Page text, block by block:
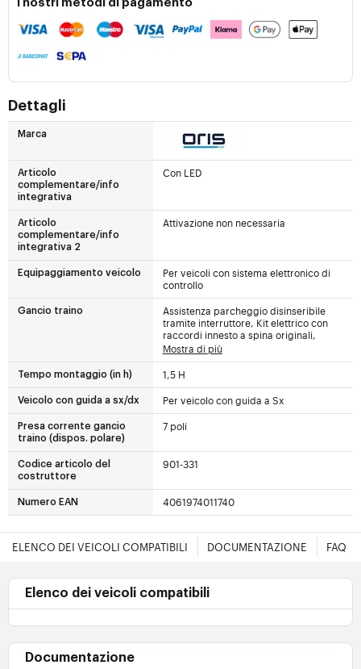
I nostri metodi di pagamento
Dettagli
Marca
Articolo
complementare/info
integrativa
Con LED
Articolo
complementare/info
integrativa 2
Attivazione non necessaria
Equipaggiamento veicolo
Per veicoli con sistema elettronico di
controllo
Gancio traino
Assistenza parcheggio disinseribile
tramite interruttore, Kit elettrico con
raccordi innesto a spina originali,
Mostra di più
Tempo montaggio (in h) 1,5 H
Veicolo con guida a sx/dx Per veicolo con guida a Sx
Presa corrente gancio
traino (dispos. polare)
7 poli
Codice articolo del
costruttore
901-331
Numero EAN 4061974011740
ELENCO DEI VEICOLI COMPATIBILI DOCUMENTAZIONE FAQ
Elenco dei veicoli compatibili
Documentazione